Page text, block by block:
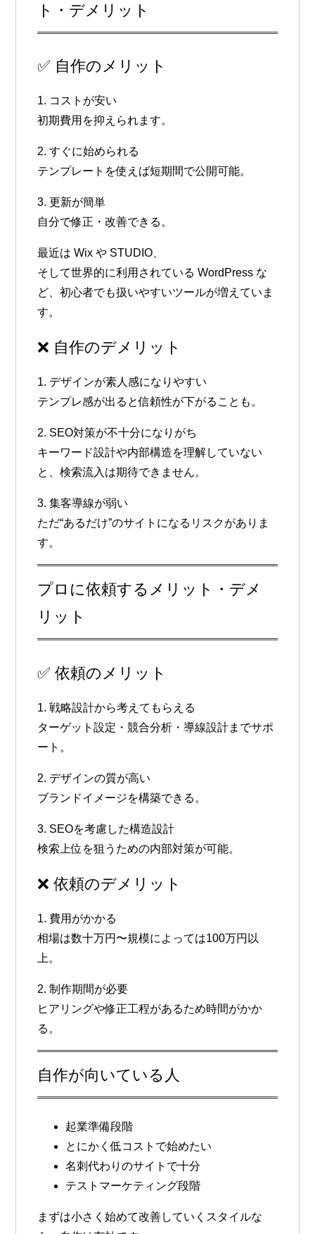
ト・デメリット
✅ 自作のメリット
1. コストが安い
初期費用を抑えられます。
2. すぐに始められる
テンプレートを使えば短期間で公開可能。
3. 更新が簡単
自分で修正・改善できる。
最近は Wix や STUDIO、
そして世界的に利用されている WordPress な
ど、初心者でも扱いやすいツールが増えていま
す。
❌ 自作のデメリット
1. デザインが素人感になりやすい
テンプレ感が出ると信頼性が下がることも。
2. SEO対策が不十分になりがち
キーワード設計や内部構造を理解していない
と、検索流入は期待できません。
3. 集客導線が弱い
ただ“あるだけ”のサイトになるリスクがありま
す。
プロに依頼するメリット・デメ
リット
✅ 依頼のメリット
1. 戦略設計から考えてもらえる
ターゲット設定・競合分析・導線設計までサポ
ート。
2. デザインの質が高い
ブランドイメージを構築できる。
3. SEOを考慮した構造設計
検索上位を狙うための内部対策が可能。
❌ 依頼のデメリット
1. 費用がかかる
相場は数十万円〜規模によっては100万円以
上。
2. 制作期間が必要
ヒアリングや修正工程があるため時間がかか
る。
自作が向いている人
起業準備段階
とにかく低コストで始めたい
名刺代わりのサイトで十分
テストマーケティング段階
まずは小さく始めて改善していくスタイルな